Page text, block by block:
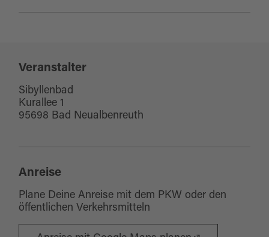
Gesundheit/Wellness
Veranstalter
Sibyllenbad
Kurallee 1
95698 Bad Neualbenreuth
Anreise
Plane Deine Anreise mit dem PKW oder den
öffentlichen Verkehrsmitteln